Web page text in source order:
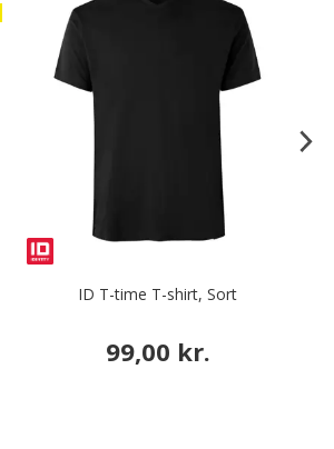
ID T-time T-shirt, Sort
99,00 kr.